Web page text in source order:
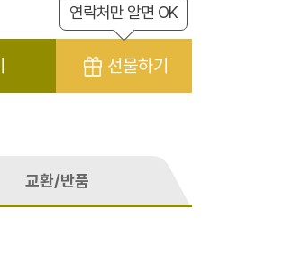
선물하기
연락처만 알면 OK
교환/반품